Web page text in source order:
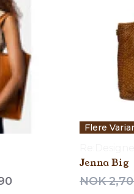
Flere
Jenna Big
NOK